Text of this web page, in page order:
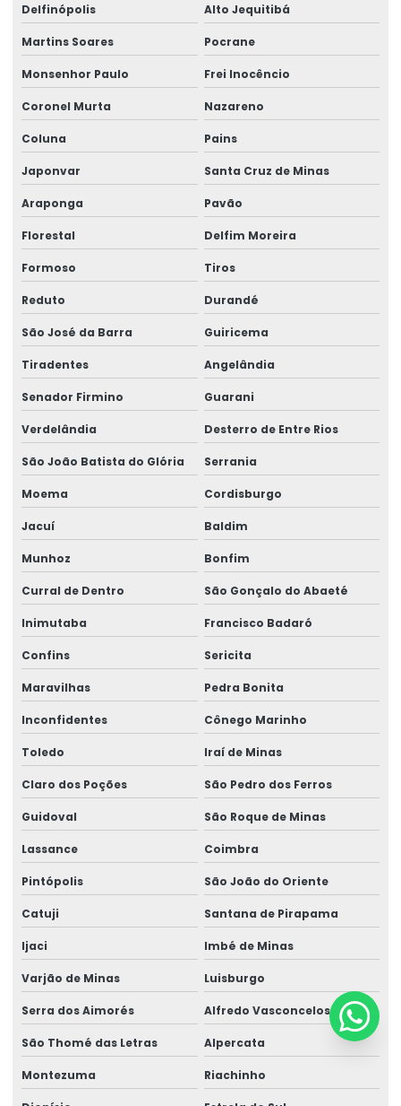
Delfinópolis Alto Jequitibá
Martins Soares Pocrane
Monsenhor Paulo Frei Inocêncio
Coronel Murta Nazareno
Coluna Pains
Japonvar Santa Cruz de Minas
Araponga Pavão
Florestal Delfim Moreira
Formoso Tiros
Reduto Durandé
São José da Barra Guiricema
Tiradentes Angelândia
Senador Firmino Guarani
Verdelândia Desterro de Entre Rios
São João Batista do Glória Serrania
Moema Cordisburgo
Jacuí Baldim
Munhoz Bonfim
Curral de Dentro São Gonçalo do Abaeté
Inimutaba Francisco Badaró
Confins Sericita
Maravilhas Pedra Bonita
Inconfidentes Cônego Marinho
Toledo Iraí de Minas
Claro dos Poções São Pedro dos Ferros
Guidoval São Roque de Minas
Lassance Coimbra
Pintópolis São João do Oriente
Catuji Santana de Pirapama
Ijaci Imbé de Minas
Varjão de Minas Luisburgo
Serra dos Aimorés Alfredo Vasconcelos
São Thomé das Letras Alpercata
Montezuma Riachinho